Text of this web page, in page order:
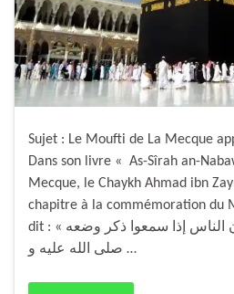
Sujet : Le Moufti de La Mecque
Dans son livre « As-Sîrah an-
Mecque, le Chaykh Ahmad ibn
chapitre à la commémoration du
dit : « فائدة : جرت العادة أن الناس إذا سمعوا ذكر وضعه
صلى الله عليه و …